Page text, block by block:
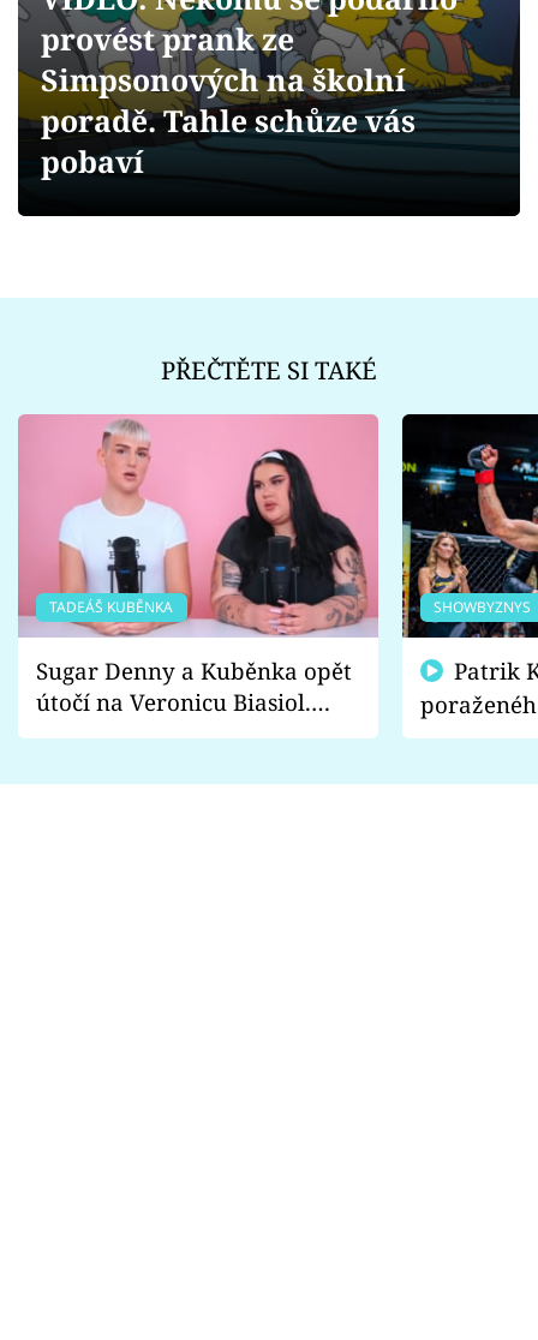
Videa
Sledujte prima+
provést prank ze
Simpsonových na školní
poradě. Tahle schůze vás
pobaví
PŘEČTĚTE SI TAKÉ
TADEÁŠ KUBĚNKA
Sugar Denny a Kuběnka opět
útočí na Veronicu Biasiol.
Proč je podle nich falešná a
SHOWBYZNYS
fanoušci